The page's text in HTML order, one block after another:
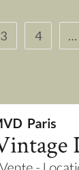
3 4 …